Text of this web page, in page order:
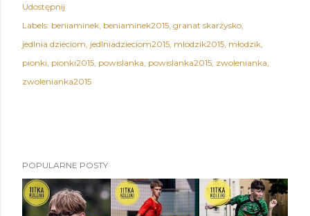
Udostępnij
Labels: beniaminek beniaminek2015 granat skarżysko
jedlnia dzieciom jedlniadzieciom2015 mlodzik2015 młodzik
pionki pionki2015 powislanka powislanka2015 zwolenianka
zwolenianka2015
POPULARNE POSTY